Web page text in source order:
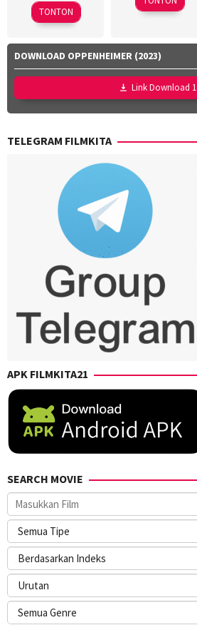
2026
Fachru
Rizza
Rafi
Farras
Zaky,
Utari
Nofita
TONTON
Shujun
DOWNLOAD OPPENHEIMER (2023)
Link Download 1
TELEGRAM FILMKITA
APK FILMKITA21
SEARCH MOVIE